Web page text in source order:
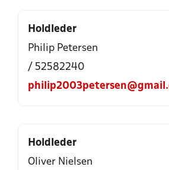
Holdleder
Philip Petersen
/ 52582240
Holdleder
Oliver Nielsen